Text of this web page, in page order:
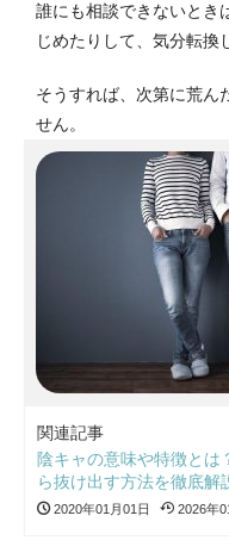
誰にも相談できないとき
じめたりして、気分転換
そうすれば、次第に荒ん
せん。
関連記事
陰キャの意味や特徴とは
ら抜け出す方法を徹底解
2020年01月01日 2026年